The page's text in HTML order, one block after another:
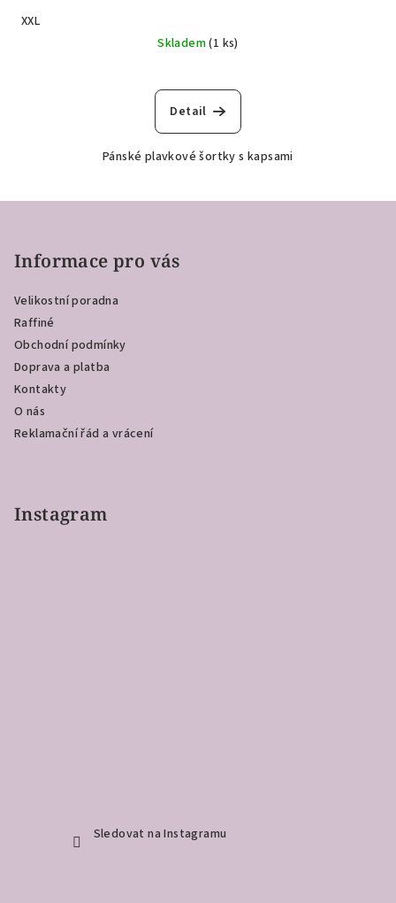
XXL
Skladem(1 ks)
Detail
Pánské plavkové šortky s kapsami
Informace pro vás
Velikostní poradna
Raffiné
Obchodní podmínky
Doprava a platba
Kontakty
O nás
Reklamační řád a vrácení
Instagram
Sledovat na Instagramu